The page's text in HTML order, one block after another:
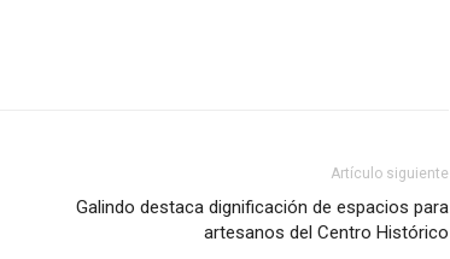
Artículo siguiente
Galindo destaca dignificación de espacios para
artesanos del Centro Histórico